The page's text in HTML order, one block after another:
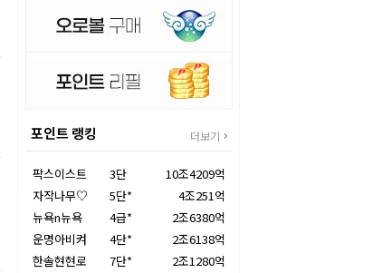
포인트 랭킹 더보기
팍스이스트 3단
10조4209억
자작나무♡
5단*
4조251억
뉴욕n뉴욕
4급*
2조6380억
운명아비켜
4단*
2조6138억
한솔현현로
7단*
2조1280억